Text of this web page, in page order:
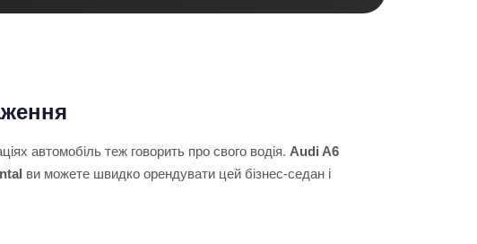
автомобіль теж говорить про свого водія. Audi A6
ви можете швидко орендувати цей бізнес-седан і